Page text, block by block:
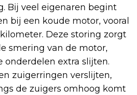
Bij veel eigenaren begint
bij een koude motor, vooral
Deze storing zorgt
smering van de motor,
onderdelen extra slijten.
zuigerringen verslijten,
de zuigers omhoog komt